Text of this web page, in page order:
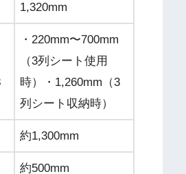
1,320mm
・220mm〜700mm
（3列シート使用
時）・1,260mm（3
列シート収納時）
約1,300mm
約500mm